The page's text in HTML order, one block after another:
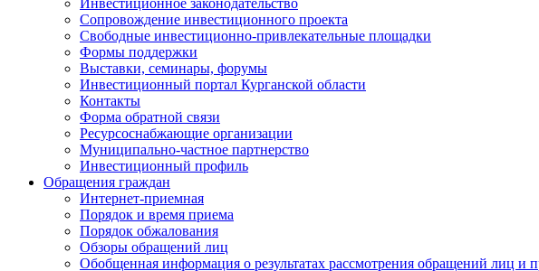
Инвестиционное законодательство
Сопровождение инвестиционного проекта
Свободные инвестиционно-привлекательные площадки
Формы поддержки
Выставки, семинары, форумы
Инвестиционный портал Курганской области
Контакты
Форма обратной связи
Ресурсоснабжающие организации
Муниципально-частное партнерство
Инвестиционный профиль
Обращения граждан
Интернет-приемная
Порядок и время приема
Порядок обжалования
Обзоры обращений лиц
Обобщенная информация о результатах рассмотрения обращений лиц и